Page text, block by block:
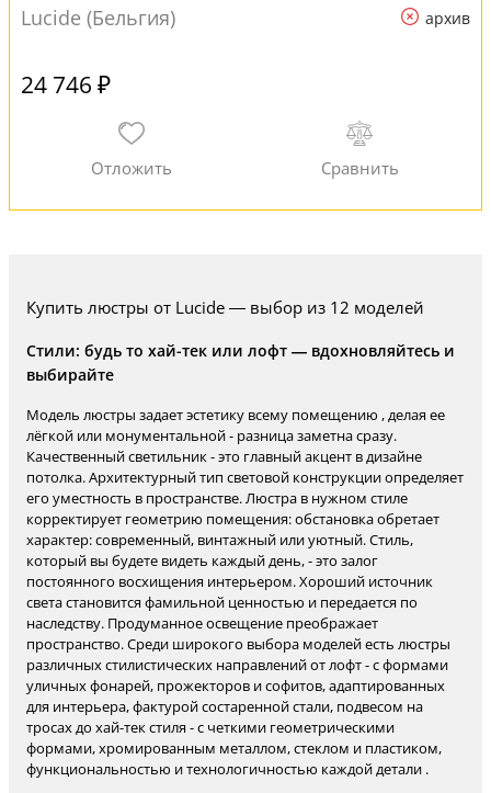
Lucide (Бельгия) архив
24 746 ₽
Купить люстры от Lucide — выбор из 12 моделей
Стили: будь то хай-тек или лофт — вдохновляйтесь и
выбирайте
Модель люстры задает эстетику всему помещению , делая ее
лёгкой или монументальной - разница заметна сразу.
Качественный светильник - это главный акцент в дизайне
потолка. Архитектурный тип световой конструкции определяет
его уместность в пространстве. Люстра в нужном стиле
корректирует геометрию помещения: обстановка обретает
характер: современный, винтажный или уютный. Стиль,
который вы будете видеть каждый день, - это залог
постоянного восхищения интерьером. Хороший источник
света становится фамильной ценностью и передается по
наследству. Продуманное освещение преображает
пространство. Среди широкого выбора моделей есть люстры
различных стилистических направлений от лофт - с формами
уличных фонарей, прожекторов и софитов, адаптированных
для интерьера, фактурой состаренной стали, подвесом на
тросах до хай-тек стиля - с четкими геометрическими
формами, хромированным металлом, стеклом и пластиком,
функциональностью и технологичностью каждой детали .